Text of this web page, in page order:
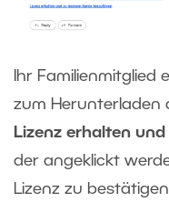
Ihr Familienmitglied
zum Herunterladen
Lizenz erhalten
der angeklickt
Lizenz zu